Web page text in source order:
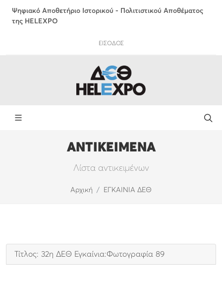
Ψηφιακό Αποθετήριο Ιστορικού - Πολιτιστικού Αποθέματος
της HELEXPO
ΕΙΣΟΔΟΣ
ΑΝΤΙΚΕΙΜΕΝΑ
Λίστα αντικειμένων
Αρχική ΕΓΚΑΙΝΙΑ ΔΕΘ
Τίτλος: 32η ΔΕΘ Εγκαίνια:Φωτογραφία 89